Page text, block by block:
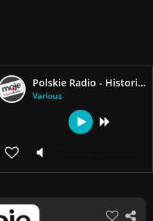
Polskie Radio - Historia Najnowsza Polska
Various